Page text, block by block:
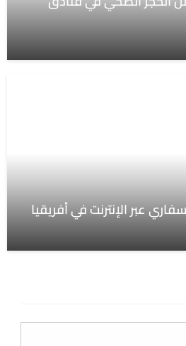
عبر الإنترنت في أفريقيا